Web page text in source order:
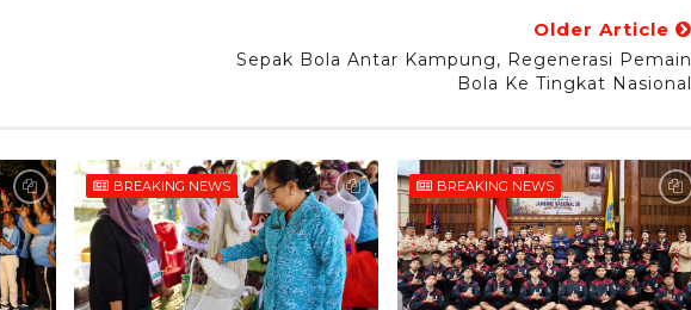
Older Article
Sepak Bola Antar Kampung, Regenerasi Pemain
Bola Ke Tingkat Nasional
BREAKING NEWS BREAKING NEWS